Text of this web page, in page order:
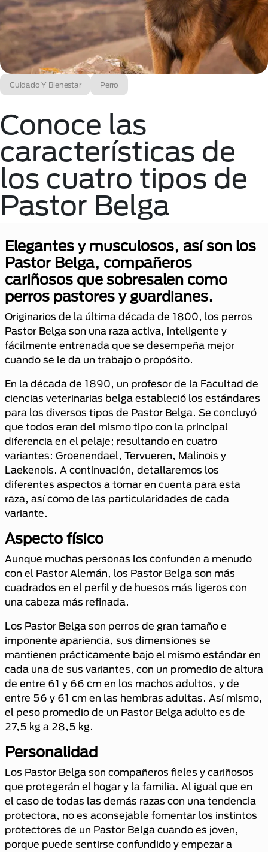
Cuidado Y Bienestar Perro
Conoce las
características de
los cuatro tipos de
Pastor Belga
Elegantes y musculosos, así son los
Pastor Belga, compañeros
cariñosos que sobresalen como
perros pastores y guardianes.
Originarios de la última década de 1800, los perros
Pastor Belga son una raza activa, inteligente y
fácilmente entrenada que se desempeña mejor
cuando se le da un trabajo o propósito.
En la década de 1890, un profesor de la Facultad de
ciencias veterinarias belga estableció los estándares
para los diversos tipos de Pastor Belga. Se concluyó
que todos eran del mismo tipo con la principal
diferencia en el pelaje; resultando en cuatro
variantes: Groenendael, Tervueren, Malinois y
Laekenois. A continuación, detallaremos los
diferentes aspectos a tomar en cuenta para esta
raza, así como de las particularidades de cada
variante.
Aspecto físico
Aunque muchas personas los confunden a menudo
con el Pastor Alemán, los Pastor Belga son más
cuadrados en el perfil y de huesos más ligeros con
una cabeza más refinada.
Los Pastor Belga son perros de gran tamaño e
imponente apariencia, sus dimensiones se
mantienen prácticamente bajo el mismo estándar en
cada una de sus variantes, con un promedio de altura
de entre 61 y 66 cm en los machos adultos, y de
entre 56 y 61 cm en las hembras adultas. Así mismo,
el peso promedio de un Pastor Belga adulto es de
27,5 kg a 28,5 kg.
Personalidad
Los Pastor Belga son compañeros fieles y cariñosos
que protegerán el hogar y la familia. Al igual que en
el caso de todas las demás razas con una tendencia
protectora, no es aconsejable fomentar los instintos
protectores de un Pastor Belga cuando es joven,
porque puede sentirse confundido y empezar a